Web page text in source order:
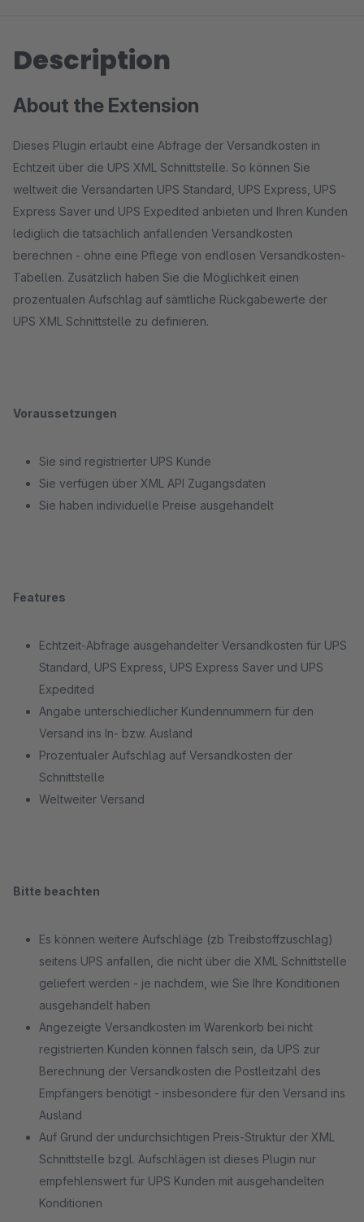
Description
About the Extension
Dieses Plugin erlaubt eine Abfrage der Versandkosten in
Echtzeit über die UPS XML Schnittstelle. So können Sie
weltweit die Versandarten UPS Standard, UPS Express, UPS
Express Saver und UPS Expedited anbieten und Ihren Kunden
lediglich die tatsächlich anfallenden Versandkosten
berechnen - ohne eine Pflege von endlosen Versandkosten-
Tabellen. Zusätzlich haben Sie die Möglichkeit einen
prozentualen Aufschlag auf sämtliche Rückgabewerte der
UPS XML Schnittstelle zu definieren.
Voraussetzungen
Sie sind registrierter UPS Kunde
Sie verfügen über XML API Zugangsdaten
Sie haben individuelle Preise ausgehandelt
Features
Echtzeit-Abfrage ausgehandelter Versandkosten für UPS
Standard, UPS Express, UPS Express Saver und UPS
Expedited
Angabe unterschiedlicher Kundennummern für den
Versand ins In- bzw. Ausland
Prozentualer Aufschlag auf Versandkosten der
Schnittstelle
Weltweiter Versand
Bitte beachten
Es können weitere Aufschläge (zb Treibstoffzuschlag)
seitens UPS anfallen, die nicht über die XML Schnittstelle
geliefert werden - je nachdem, wie Sie Ihre Konditionen
ausgehandelt haben
Angezeigte Versandkosten im Warenkorb bei nicht
registrierten Kunden können falsch sein, da UPS zur
Berechnung der Versandkosten die Postleitzahl des
Empfängers benötigt - insbesondere für den Versand ins
Ausland
Auf Grund der undurchsichtigen Preis-Struktur der XML
Schnittstelle bzgl. Aufschlägen ist dieses Plugin nur
empfehlenswert für UPS Kunden mit ausgehandelten
Konditionen